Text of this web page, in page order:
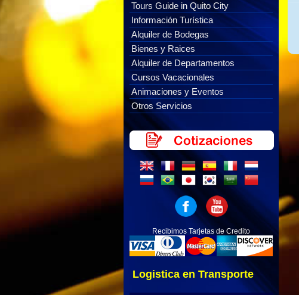
Tours Guide in Quito City
Información Turística
Alquiler de Bodegas
Bienes y Raices
Alquiler de Departamentos
Cursos Vacacionales
Animaciones y Eventos
Otros Servicios
Recibimos Tarjetas de Credito
Logistica en Transporte